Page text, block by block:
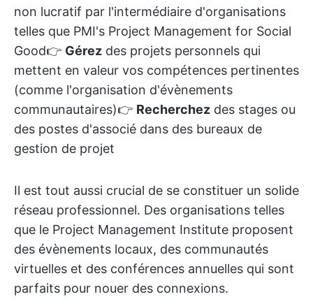
non lucratif par l'intermédiaire d'organisations
telles que PMI's Project Management for Social
Good👉 Gérez des projets personnels qui
mettent en valeur vos compétences pertinentes
(comme l'organisation d'évènements
communautaires)👉 Recherchez des stages ou
des postes d'associé dans des bureaux de
gestion de projet
Il est tout aussi crucial de se constituer un solide
réseau professionnel. Des organisations telles
que le Project Management Institute proposent
des évènements locaux, des communautés
virtuelles et des conférences annuelles qui sont
parfaits pour nouer des connexions.